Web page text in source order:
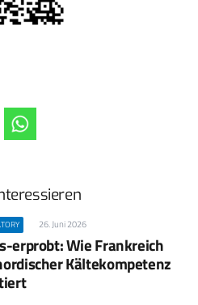
26. Juni 2026
erprobt: Wie Frankreich
Kältekompetenz